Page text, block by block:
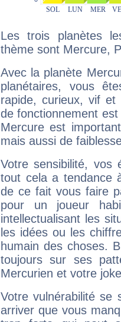
Les trois planètes
thème sont Mercure,
Avec la planète
planétaires, vous
rapide, curieux, vif et
de fonctionnement
Mercure est
mais aussi de
Votre sensibilité,
tout cela a tendance
de ce fait vous faire
pour un joueur
intellectualisant les
les idées ou les
humain des choses.
toujours sur ses
Mercurien et votre
Votre vulnérabilité se
arriver que vous